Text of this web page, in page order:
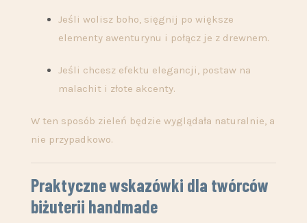
Jeśli wolisz boho, sięgnij po większe
elementy awenturynu i połącz je z drewnem.
Jeśli chcesz efektu elegancji, postaw na
malachit i złote akcenty.
W ten sposób zieleń będzie wyglądała naturalnie, a
nie przypadkowo.
Praktyczne wskazówki dla twórców
biżuterii handmade